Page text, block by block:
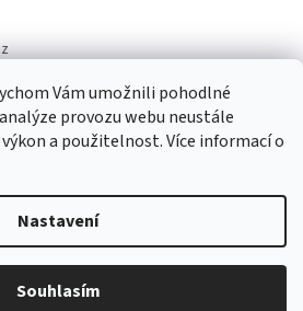
Vám umožnili pohodlné
provozu webu neustále
a použitelnost. Více informací o
Nastavení
Souhlasím
Vytvořil Shoptet
. Všechna práva vyhrazena.